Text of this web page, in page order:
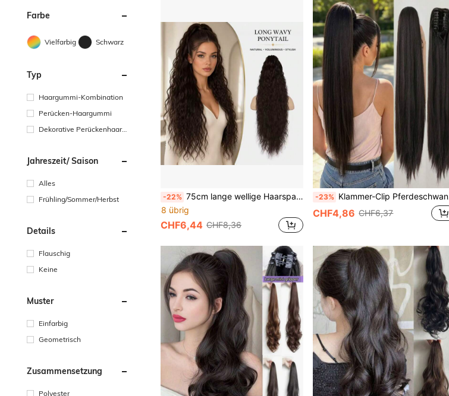
Farbe
Vielfarbig Schwarz
Typ
Haargummi-Kombination
Perücken-Haargummi
Dekorative Perückenhaarkl
Jahreszeit/ Saison
Alles
Frühling/Sommer/Herbst
Details
Flauschig
Keine
Muster
Einfarbig
Geometrisch
Zusammensetzung
Polyester
-22% 75cm lange wellige Haarspange Pferdeschwanz Haarextension, flauschige Maiswellen synthetische lockige Pferdeschwanz Haarstück für Frauen tägliches Styling
8 übrig
CHF6,44 CHF8,36
-23% Klammer-Clip Pferdeschwanz-Erweiterung 26 Zoll lang, glattes synthetisches Haarstück, natürliches Schwarz/Dunkelbraun, für tägliche Partys, Damen Pferdeschwanz-Haarverlängerungen Urlaub Haaraccessoires
CHF4,86 CHF6,37